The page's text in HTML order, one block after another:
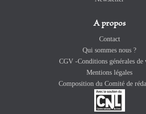
A propos
Contact
Qui sommes nous ?
CGV -Conditions générales de
Mentions légales
Composition du Comité de